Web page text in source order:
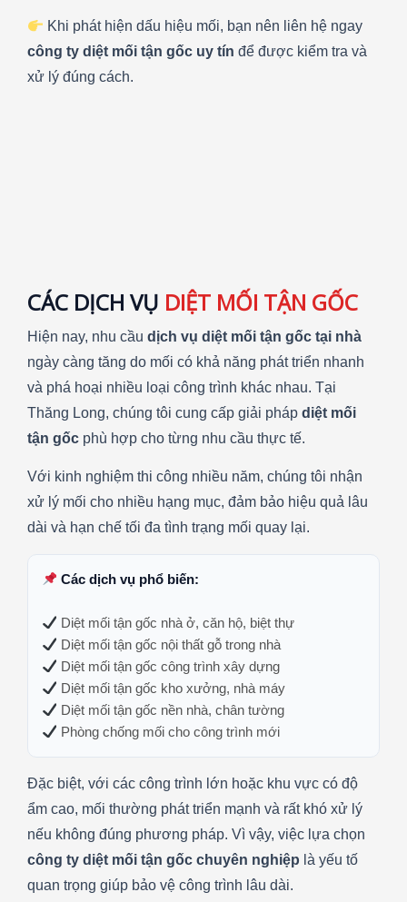
Khi phát hiện dấu hiệu mối, bạn nên liên hệ ngay
công ty diệt mối tận gốc uy tín để được kiểm tra và
xử lý đúng cách.
CÁC DỊCH VỤ DIỆT MỐI TẬN GỐC
Hiện nay, nhu cầu dịch vụ diệt mối tận gốc tại nhà
ngày càng tăng do mối có khả năng phát triển nhanh
và phá hoại nhiều loại công trình khác nhau. Tại
Thăng Long, chúng tôi cung cấp giải pháp diệt mối
tận gốc phù hợp cho từng nhu cầu thực tế.
Với kinh nghiệm thi công nhiều năm, chúng tôi nhận
xử lý mối cho nhiều hạng mục, đảm bảo hiệu quả lâu
dài và hạn chế tối đa tình trạng mối quay lại.
Các dịch vụ phổ biến:
Diệt mối tận gốc nhà ở, căn hộ, biệt thự
Diệt mối tận gốc nội thất gỗ trong nhà
Diệt mối tận gốc công trình xây dựng
Diệt mối tận gốc kho xưởng, nhà máy
Diệt mối tận gốc nền nhà, chân tường
Phòng chống mối cho công trình mới
Đặc biệt, với các công trình lớn hoặc khu vực có độ
ẩm cao, mối thường phát triển mạnh và rất khó xử lý
nếu không đúng phương pháp. Vì vậy, việc lựa chọn
công ty diệt mối tận gốc chuyên nghiệp là yếu tố
quan trọng giúp bảo vệ công trình lâu dài.